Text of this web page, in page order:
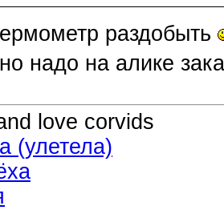
раздобыть
надо на алике
love corvids
(улетела)